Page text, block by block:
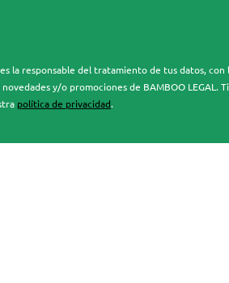
es la responsable del tratamiento de tus datos,
novedades y/o promociones de BAMBOO
política de privacidad.